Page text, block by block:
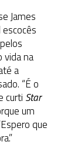
James
vida na
a
“É o
curti Star
um
que